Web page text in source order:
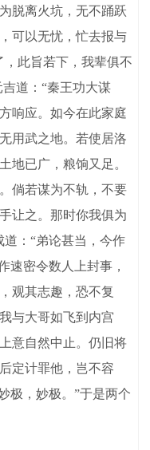
离火坑，无不踊跃
可以无忧，忙去报与
，此旨若下，我辈俱不
道：“秦王功大谋
响应。如今在此家庭
用武之地。若使居洛
地已广，粮饷又足。
倘若谋为不轨，不要
让之。那时你我俱为
道：“弟论甚当，今作
速密令数人上封事，
观其志趣，恐不复
与大哥如飞到内宫
意自然中止。仍旧将
定计罪他，岂不容
极，妙极。”于是两个